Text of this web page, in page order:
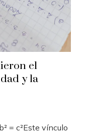
el
y la
= c²Este vínculo